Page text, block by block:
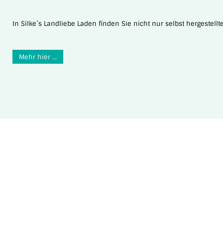
In Silke´s Landliebe Laden finden Sie nicht nur selbst
Mehr hier ...